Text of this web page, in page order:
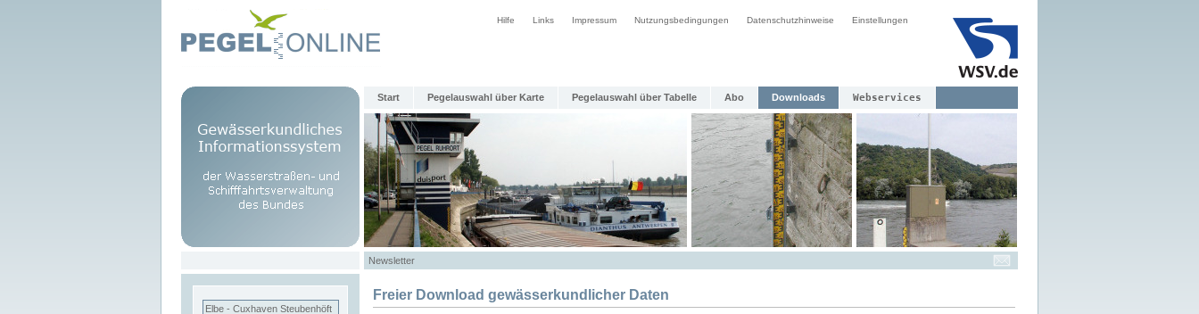
Hilfe Links Impressum Nutzungsbedingungen Datenschutzhinweise Einstellungen
Start Pegelauswahl über Karte Pegelauswahl über Tabelle Abo Downloads Webservices
Newsletter
Elbe - Cuxhaven Steubenhöft
Freier Download gewässerkundlicher Daten